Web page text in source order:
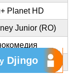
Planet HD
Junior (RO)
Djingo